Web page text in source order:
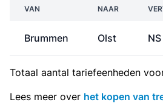
VAN NAAR
Brummen Olst NS
Totaal aantal tariefeenheden
Lees meer over het kopen van